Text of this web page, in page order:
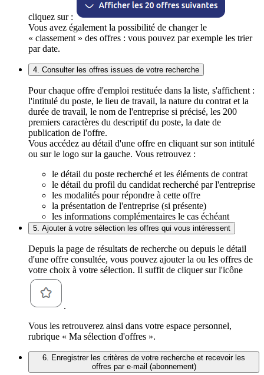
cliquez sur :
Vous avez également la possibilité de changer le
« classement » des offres : vous pouvez par exemple les trier
par date.
4. Consulter les offres issues de votre recherche
Pour chaque offre d'emploi restituée dans la liste, s'affichent :
l'intitulé du poste, le lieu de travail, la nature du contrat et la
durée de travail, le nom de l'entreprise si précisé, les 200
premiers caractères du descriptif du poste, la date de
publication de l'offre.
Vous accédez au détail d'une offre en cliquant sur son intitulé
ou sur le logo sur la gauche. Vous retrouvez :
le détail du poste recherché et les éléments de contrat
le détail du profil du candidat recherché par l'entreprise
les modalités pour répondre à cette offre
la présentation de l'entreprise (si présente)
les informations complémentaires le cas échéant
5. Ajouter à votre sélection les offres qui vous intéressent
Depuis la page de résultats de recherche ou depuis le détail
d'une offre consultée, vous pouvez ajouter la ou les offres de
votre choix à votre sélection. Il suffit de cliquer sur l'icône
.
Vous les retrouverez ainsi dans votre espace personnel,
rubrique « Ma sélection d'offres ».
6. Enregistrer les critères de votre recherche et recevoir les
offres par e-mail (abonnement)